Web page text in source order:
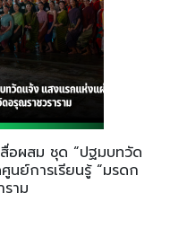
อผสม ชุด “ปฐมบทวัด
นย์การเรียนรู้ “มรดก
าม